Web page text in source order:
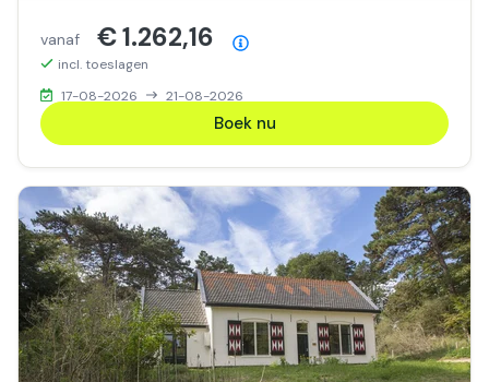
vanaf € 1.262,16
incl. toeslagen
17-08-2026
21-08-2026
Boek nu